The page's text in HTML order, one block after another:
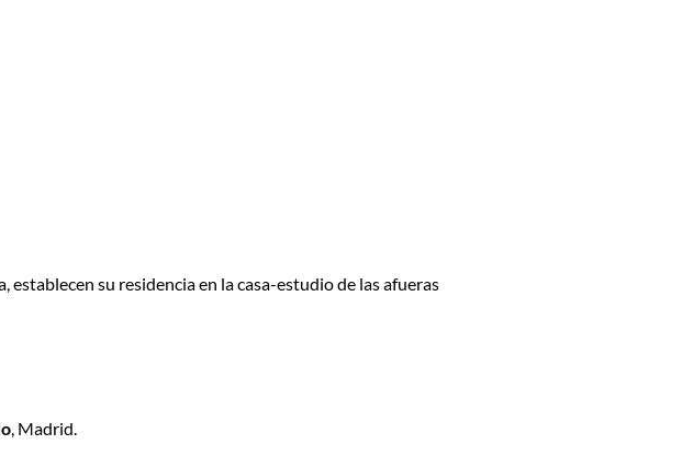
su residencia en la casa-estudio de las afueras
, Madrid.